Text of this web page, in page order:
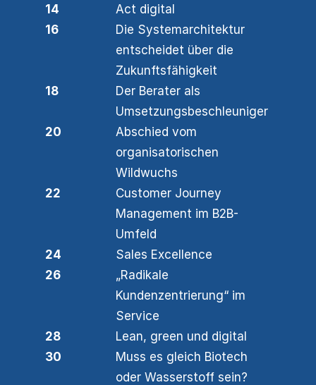
14
Act digital
16
Die Systemarchitektur
entscheidet über die
Zukunftsfähigkeit
18
Der Berater als
Umsetzungsbeschleuniger
20
Abschied vom
organisatorischen
Wildwuchs
22
Customer Journey
Management im B2B-
Umfeld
24
Sales Excellence
26
„Radikale
Kundenzentrierung“ im
Service
28
Lean, green und digital
30
Muss es gleich Biotech
oder Wasserstoff sein?